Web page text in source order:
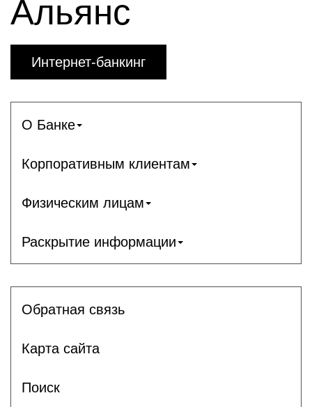
Альянс
Интернет-банкинг
О Банке
Корпоративным клиентам
Физическим лицам
Раскрытие информации
Обратная связь
Карта сайта
Поиск